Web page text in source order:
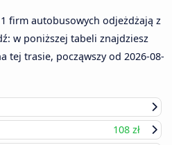
firm autobusowych odjeżdżają z
w poniższej tabeli znajdziesz
tej trasie, począwszy od 2026-08-
108 zł